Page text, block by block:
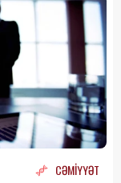
CƏMİYYƏT